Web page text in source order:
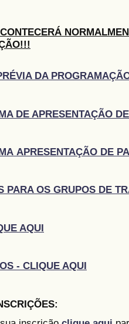
DA
DE APRESENTAÇÃO
APRESENTAÇÃO DE
PARA OS GRUPOS DE
AQUI
- CLIQUE AQUI